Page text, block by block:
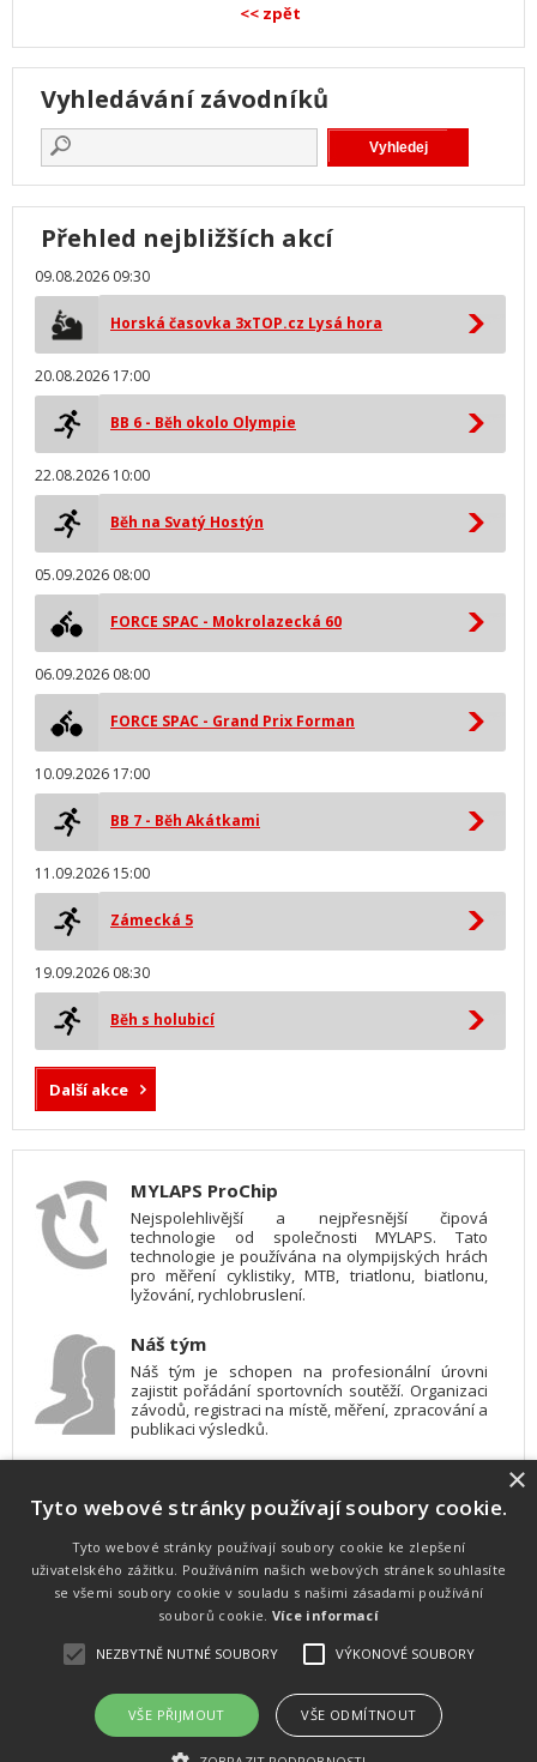
<< zpět
Vyhledávání závodníků
Přehled nejbližších akcí
09.08.2026 09:30
Horská časovka 3xTOP.cz Lysá hora
20.08.2026 17:00
BB 6 - Běh okolo Olympie
22.08.2026 10:00
Běh na Svatý Hostýn
05.09.2026 08:00
FORCE SPAC - Mokrolazecká 60
06.09.2026 08:00
FORCE SPAC - Grand Prix Forman
10.09.2026 17:00
BB 7 - Běh Akátkami
11.09.2026 15:00
Zámecká 5
19.09.2026 08:30
Běh s holubicí
Další akce
MYLAPS ProChip
Nejspolehlivější a nejpřesnější čipová
technologie od společnosti MYLAPS. Tato
technologie je používána na olympijských hrách
pro měření cyklistiky, MTB, triatlonu, biatlonu,
lyžování, rychlobruslení.
Náš tým
Náš tým je schopen na profesionální úrovni
zajistit pořádání sportovních soutěží. Organizaci
závodů, registraci na místě, měření, zpracování a
publikaci výsledků.
Pro měření, zpracování a publikaci výsledků
používáme software vyvinutý na zakázku. Lze
online publikovat výsledky komentátorovi na
obrazovky a s nepatrným zpožděním na
webových stránkách.
souhlasu zakázáno.
Zabýváme se časomírou, výsledkovým servisem na různých malých i velkých sportovních
akcích a také přímo pořádáním sportovních akcí.
×
Tyto webové stránky používají soubory cookie.
Tyto webové stránky používají soubory cookie ke zlepšení
uživatelského zážitku. Používáním našich webových stránek souhlasíte
se všemi soubory cookie v souladu s našimi zásadami používání
souborů cookie. Více informací
NEZBYTNĚ NUTNÉ SOUBORY VÝKONOVÉ SOUBORY
VŠE PŘIJMOUT VŠE ODMÍTNOUT